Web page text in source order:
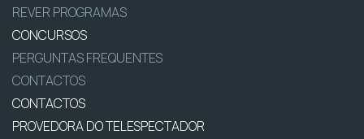
REVER PROGRAMAS
CONCURSOS
PERGUNTAS FREQUENTES
CONTACTOS
CONTACTOS
PROVEDORA DO TELESPECTADOR